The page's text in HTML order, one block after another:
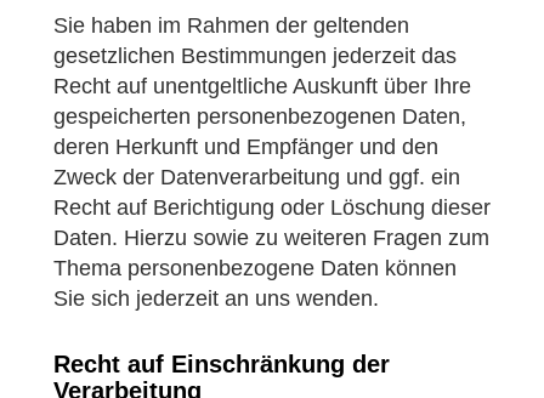
Sie haben im Rahmen der geltenden
gesetzlichen Bestimmungen jederzeit das
Recht auf unentgeltliche Auskunft über Ihre
gespeicherten personenbezogenen Daten,
deren Herkunft und Empfänger und den
Zweck der Datenverarbeitung und ggf. ein
Recht auf Berichtigung oder Löschung dieser
Daten. Hierzu sowie zu weiteren Fragen zum
Thema personenbezogene Daten können
Sie sich jederzeit an uns wenden.
Recht auf Einschränkung der
Verarbeitung